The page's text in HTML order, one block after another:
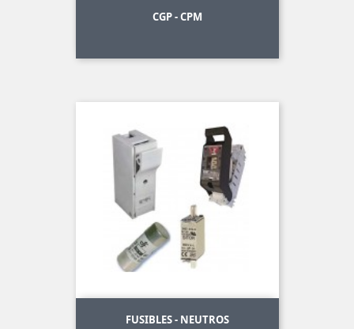
CGP - CPM
FUSIBLES - NEUTROS